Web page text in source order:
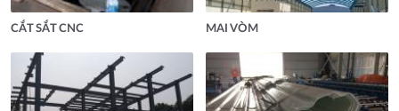
CẮT SẮT CNC MAI VÒM